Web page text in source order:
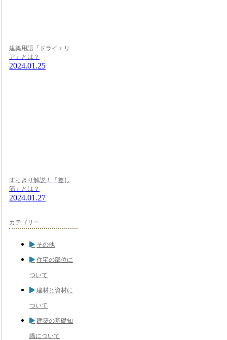
建築用語『ドライエリ
ア』とは？
2024.01.25
すっきり解説！「差し
筋」とは？
2024.01.27
カテゴリー
その他
住宅の部位に
ついて
建材と資材に
ついて
建築の基礎知
識について